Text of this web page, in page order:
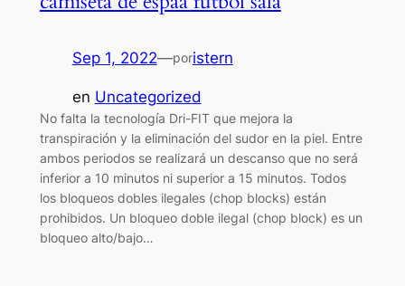
Sep 1, 2022—poristern
en Uncategorized
No falta la tecnología Dri-FIT que mejora la
transpiración y la eliminación del sudor en la piel. Entre
ambos periodos se realizará un descanso que no será
inferior a 10 minutos ni superior a 15 minutos. Todos
los bloqueos dobles ilegales (chop blocks) están
prohibidos. Un bloqueo doble ilegal (chop block) es un
bloqueo alto/bajo…